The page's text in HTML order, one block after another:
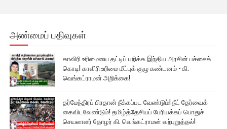
அண்மைப் பதிவுகள்
காவிரி உரிமையை தட்டிப் பறிக்க இந்திய அரசின் பச்சைக்
கொடி! காவிரி உரிமை மீட்புக் குழு கண்டனம் - கி.
வெங்கட்ராமன் அறிக்கை!
தர்மேந்திரப் பிரதான் நீக்கப்பட வேண்டும்! நீட் தேர்வைக்
கைவிடவேண்டும்! தமிழ்த்தேசியப் பேரியக்கப் பொதுச்
செயலாளர் தோழர் கி. வெங்கட்ராமன் வற்புறுத்தல்!